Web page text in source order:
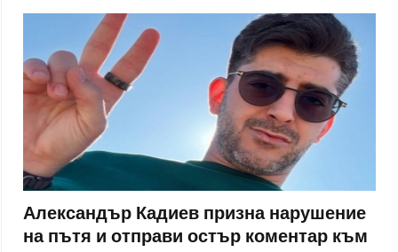
Александър Кадиев призна нарушение
на пътя и отправи остър коментар към